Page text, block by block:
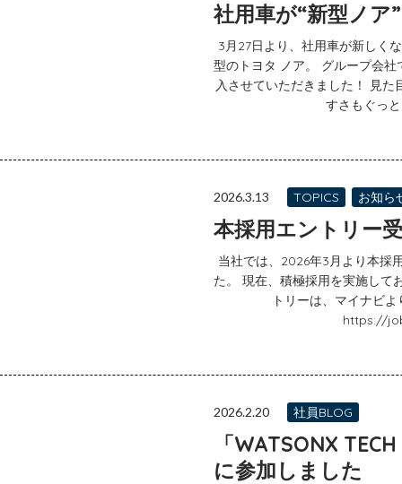
社用車が“新型ノア
3月27日より、社用車が新しく
型のトヨタ ノア。 グループ会
入させていただきました！ 見
すさもぐっ
2026.3.13 TOPICS お知ら
本採用エントリー
当社では、2026年3月より本採
た。 現在、積極採用を実施して
トリーは、マイナビ
https://
2026.2.20 社員BLOG
「WATSONX
に参加しました